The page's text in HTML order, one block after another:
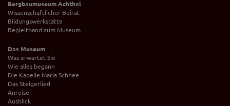
Bergbaumuseum Achthal
Wissenschaftlicher Beirat
Bildungswerkstätte
Begleitband zum Museum
Das Museum
Was erwartet Sie
Wie alles begann
Die Kapelle Maria Schnee
Das Steigerlied
Anreise
Ausblick